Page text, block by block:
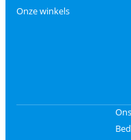
Onze winkels